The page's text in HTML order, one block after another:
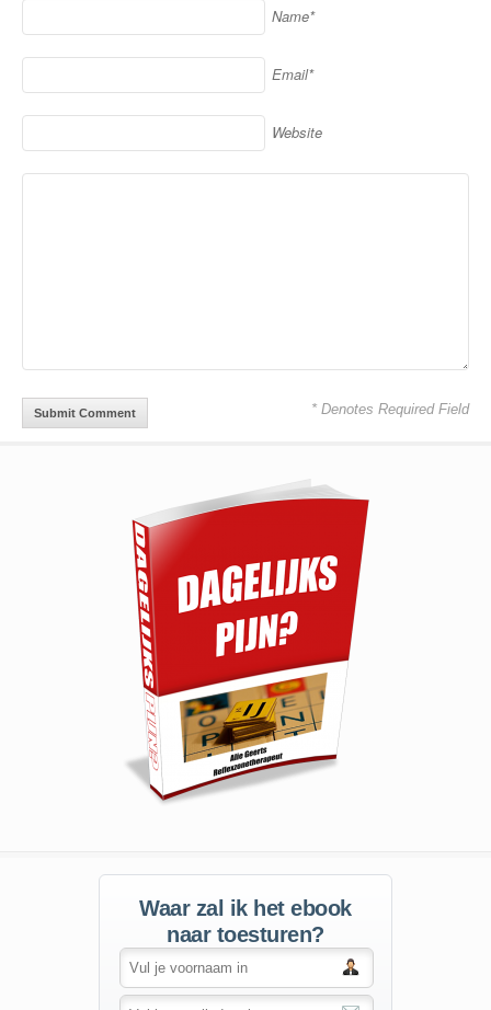
Name*
Email*
Website
* Denotes Required Field
Waar zal ik het ebook
naar toesturen?